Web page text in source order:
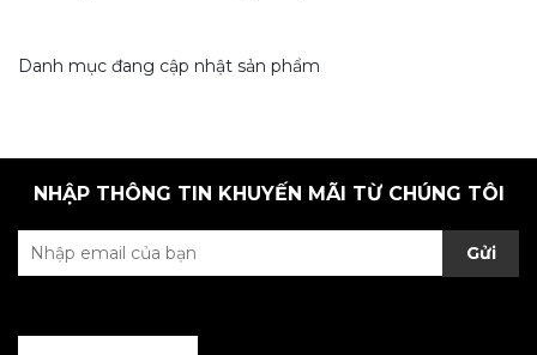
Danh mục đang cập nhật sản phẩm
NHẬP THÔNG TIN KHUYẾN MÃI TỪ CHÚNG TÔI
Gửi